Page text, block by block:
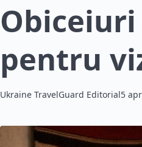
pentru
Ukraine TravelGuard Editorial5